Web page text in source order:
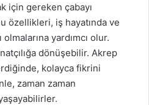
için gereken çabayı
özellikleri, iş hayatında ve
yardımcı olur.
dönüşebilir. Akrep
kolayca fikrini
zaman zaman